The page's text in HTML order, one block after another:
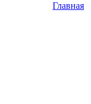
Главная